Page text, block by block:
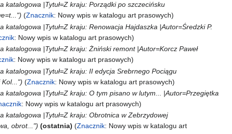
katalogowa |Tytuł=Z kraju: Porządki po szczecińsku
Znacznik: Nowy wpis w katalogu art prasowych
katalogowa |Tytuł=Z kraju: Renowacja Hajdaszka |Autor=Średzki P.
: Nowy wpis w katalogu art prasowych
katalogowa |Tytuł=Z kraju: Żniński remont |Autor=Korcz Paweł
: Nowy wpis w katalogu art prasowych
katalogowa |Tytuł=Z kraju: II edycja Srebrnego Pociągu
Kol..."
Znacznik: Nowy wpis w katalogu art prasowych
katalogowa |Tytuł=Z kraju: O tym pisano w lutym... |Autor=Przegiętka
: Nowy wpis w katalogu art prasowych
katalogowa |Tytuł=Z kraju: Obrotnica w Zebrzydowej
obrot..."
ostatnia Znacznik: Nowy wpis w katalogu art